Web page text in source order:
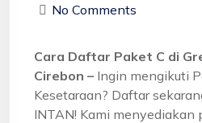
No Comments
Cara Daftar Paket C di
Cirebon – Ingin mengikuti
Kesetaraan? Daftar
INTAN! Kami menyediakan